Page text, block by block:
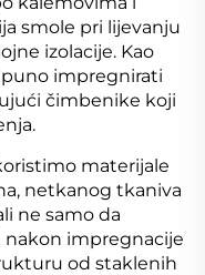
smole pri lijevanju
izolacije. Kao
impregnirati
čimbenike koji
materijale
netkanog tkaniva
ne samo da
nakon impregnacije
od staklenih